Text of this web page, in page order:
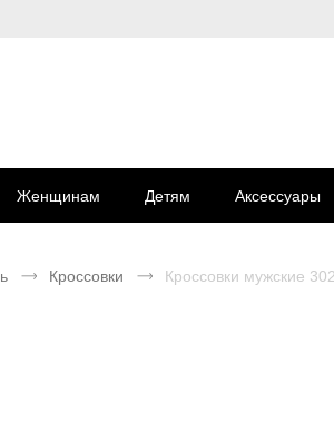
Женщинам Детям Аксессуары
Кроссовки Кроссовки мужские